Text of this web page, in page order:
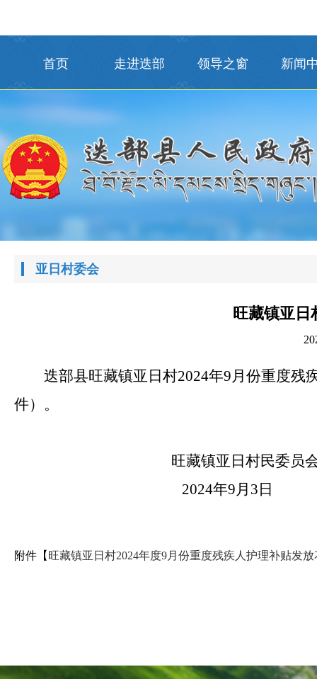
首页 走进迭部 领导之窗 新闻
亚日村委会
旺藏镇亚日
迭部县旺藏镇亚日村2024年9月份重度残
件）。
旺藏镇亚日村民委员
2024年9月3日
附件【 旺藏镇亚日村2024年度9月份重度残疾人护理补贴发放